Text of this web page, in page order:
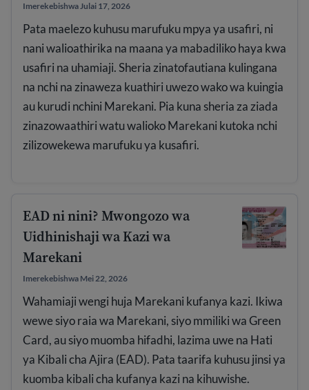
Imerekebishwa Julai 17, 2026
Pata maelezo kuhusu marufuku mpya ya usafiri, ni
nani walioathirika na maana ya mabadiliko haya kwa
usafiri na uhamiaji. Sheria zinatofautiana kulingana
na nchi na zinaweza kuathiri uwezo wako wa kuingia
au kurudi nchini Marekani. Pia kuna sheria za ziada
zinazowaathiri watu walioko Marekani kutoka nchi
zilizowekewa marufuku ya kusafiri.
EAD ni nini? Mwongozo wa
Uidhinishaji wa Kazi wa
Marekani
Imerekebishwa Mei 22, 2026
Wahamiaji wengi huja Marekani kufanya kazi. Ikiwa
wewe siyo raia wa Marekani, siyo mmiliki wa Green
Card, au siyo muomba hifadhi, lazima uwe na Hati
ya Kibali cha Ajira (EAD). Pata taarifa kuhusu jinsi ya
kuomba kibali cha kufanya kazi na kihuwishe.